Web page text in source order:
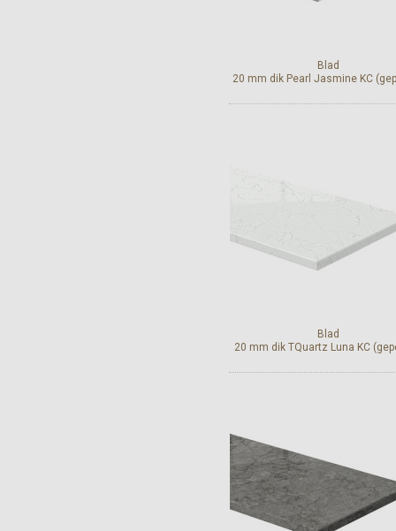
Blad
20 mm dik Pearl Jasmine KC
Blad
20 mm dik TQuartz Luna KC